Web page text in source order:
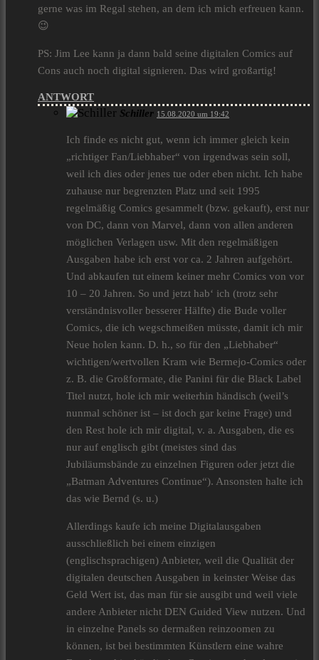
gerne was im Regal stehen, an dem ich mich erfreuen kann.
😉
PS: Jim Lee kann ja dann bald seine digitalen Comics auf
Cons auch noch digital signieren. Das wird großartig!
ANTWORT
Schiller 15.08.2020 um 19:42
Ich finde es nicht gut, wenn ich immer gleich kein
„richtiger Fan/Liebhaber“ von irgendwas sein soll,
weil ich dies oder jenes tue oder eben nicht. Ich habe
zuhause nur begrenzten Platz und seit 1995
regelmäßig Comics gesammelt (bzw. gekauft), erst nur
von DC, dann von Marvel, dann von allen anderen
möglichen Verlagen usw. Mit den regelmäßigen
Ausgaben habe ich erst vor ca. 2 Jahren aufgehört.
Und abkaufen tut einem keiner mehr Comics von vor
10 – 20 Jahren. So und jetzt hab‘ ich (trotz sehr
verständnisvoller besserer Hälfte) die Bude voller
Comics, die ich wegschmeißen müsste, damit ich mir
Neue holen kann. D. h., so für den „Liebhaber“
wichtigen/wertvollen Kram wie Bermejo-Comics oder
z. B. die Großformate, die Panini für die Black Label
Titel nutzt, hole ich mir weiterhin händisch (weil’s
nunmal schöner ist – ist doch gar keine Frage) und
den Rest hole ich mir digital, v. a. Ausgaben, die es
nur auf englisch gibt (meistes sind das
Jubiläumsbände zu einzelnen Figuren oder jetzt die
„Batman Adventures Continue“). Ansonsten halte ich
das wie Bernd (s. u.)
Allerdings kaufe ich meine Digitalausgaben
ausschließlich bei einem einzigen
(englischsprachigen) Anbieter, weil die Qualität der
digitalen deutschen Ausgaben in keinster Weise das
Geld Wert ist, das man für sie ausgibt und weil viele
andere Anbieter nicht DEN Guided View nutzen. Und
in einzelne Panels so dermaßen reinzoomen zu
können, ist bei bestimmten Künstlern eine wahre